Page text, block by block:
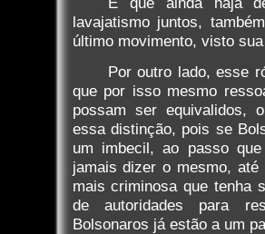
lavajatismo juntos,
último movimento, visto
Por outro lado, esse
que por isso mesmo
possam ser equivalidos,
essa distinção, pois se
um imbecil, ao passo
jamais dizer o mesmo,
mais criminosa que tenha
de autoridades para
Bolsonaros já estão a um